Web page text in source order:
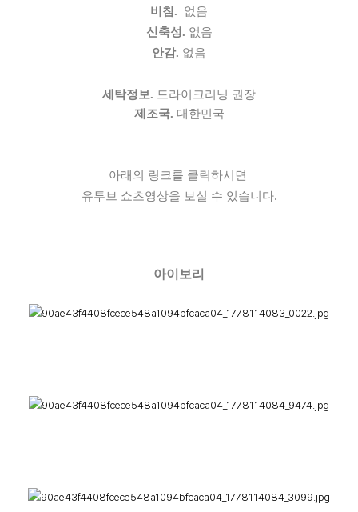
비침. 없음
신축성. 없음
안감. 없음
세탁정보. 드라이크리닝 권장
제조국. 대한민국
아래의 링크를 클릭하시면
유투브 쇼츠영상을 보실 수 있습니다.
아이보리